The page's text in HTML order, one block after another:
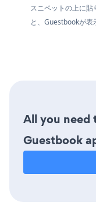
スニペットの上に
と、Guestbookが表
All you need
Guestbook